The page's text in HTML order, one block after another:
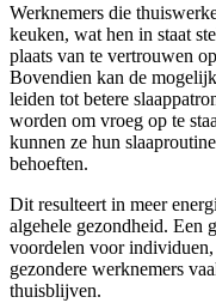
Werknemers die
keuken, wat hen in staat
plaats van te vertrouwen
Bovendien kan de
leiden tot betere
worden om vroeg op te
kunnen ze hun
behoeften.
Dit resulteert in meer
algehele gezondheid. Een
voordelen voor
gezondere werknemers
thuisblijven.